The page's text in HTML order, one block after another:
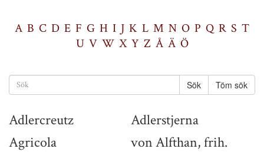
A B C D E F G H I J K L M N O P Q R S T
U V W X Y Z Å Ä Ö
Töm sök
Adlercreutz
Adlerstjerna
Agricola
von Alfthan, frih.